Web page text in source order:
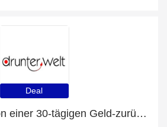
Deal
Profitieren Sie von einer 30-tägigen Geld-zurück-Garantie